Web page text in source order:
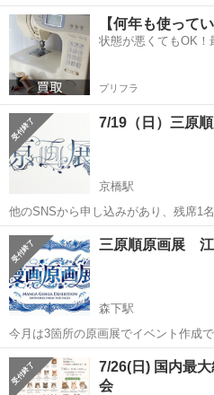
ればお茶しながら漫画のお話し出来れ
間未定の為、お茶会は自由参加です 原画展のチケットは各自集合前に
ご購入下さい 7/...
東京 渋谷区 新宿駅
【何年も使って
状態が悪くてもOK！
プリフラ
7/19（日）三原
京橋駅
他のSNSから申し込みがあり、残席1名です 森下開催とは展
違うのでご注意下さい 今回は京橋で
です。 見学後にお時間あればお茶し
いなと思いま...
東京 中央区 京橋駅 展示会
三原順原画展 江
森下駅
今月は3箇所の原画展でイベント作成
違います 先ずは江東区森下で開催される三原順原画展のお誘いです。
見学後にお時間あればお茶しながら
いますが、終了時間未定...
東京 江東区 森下駅 展示会
7/26(日) 国内最
会